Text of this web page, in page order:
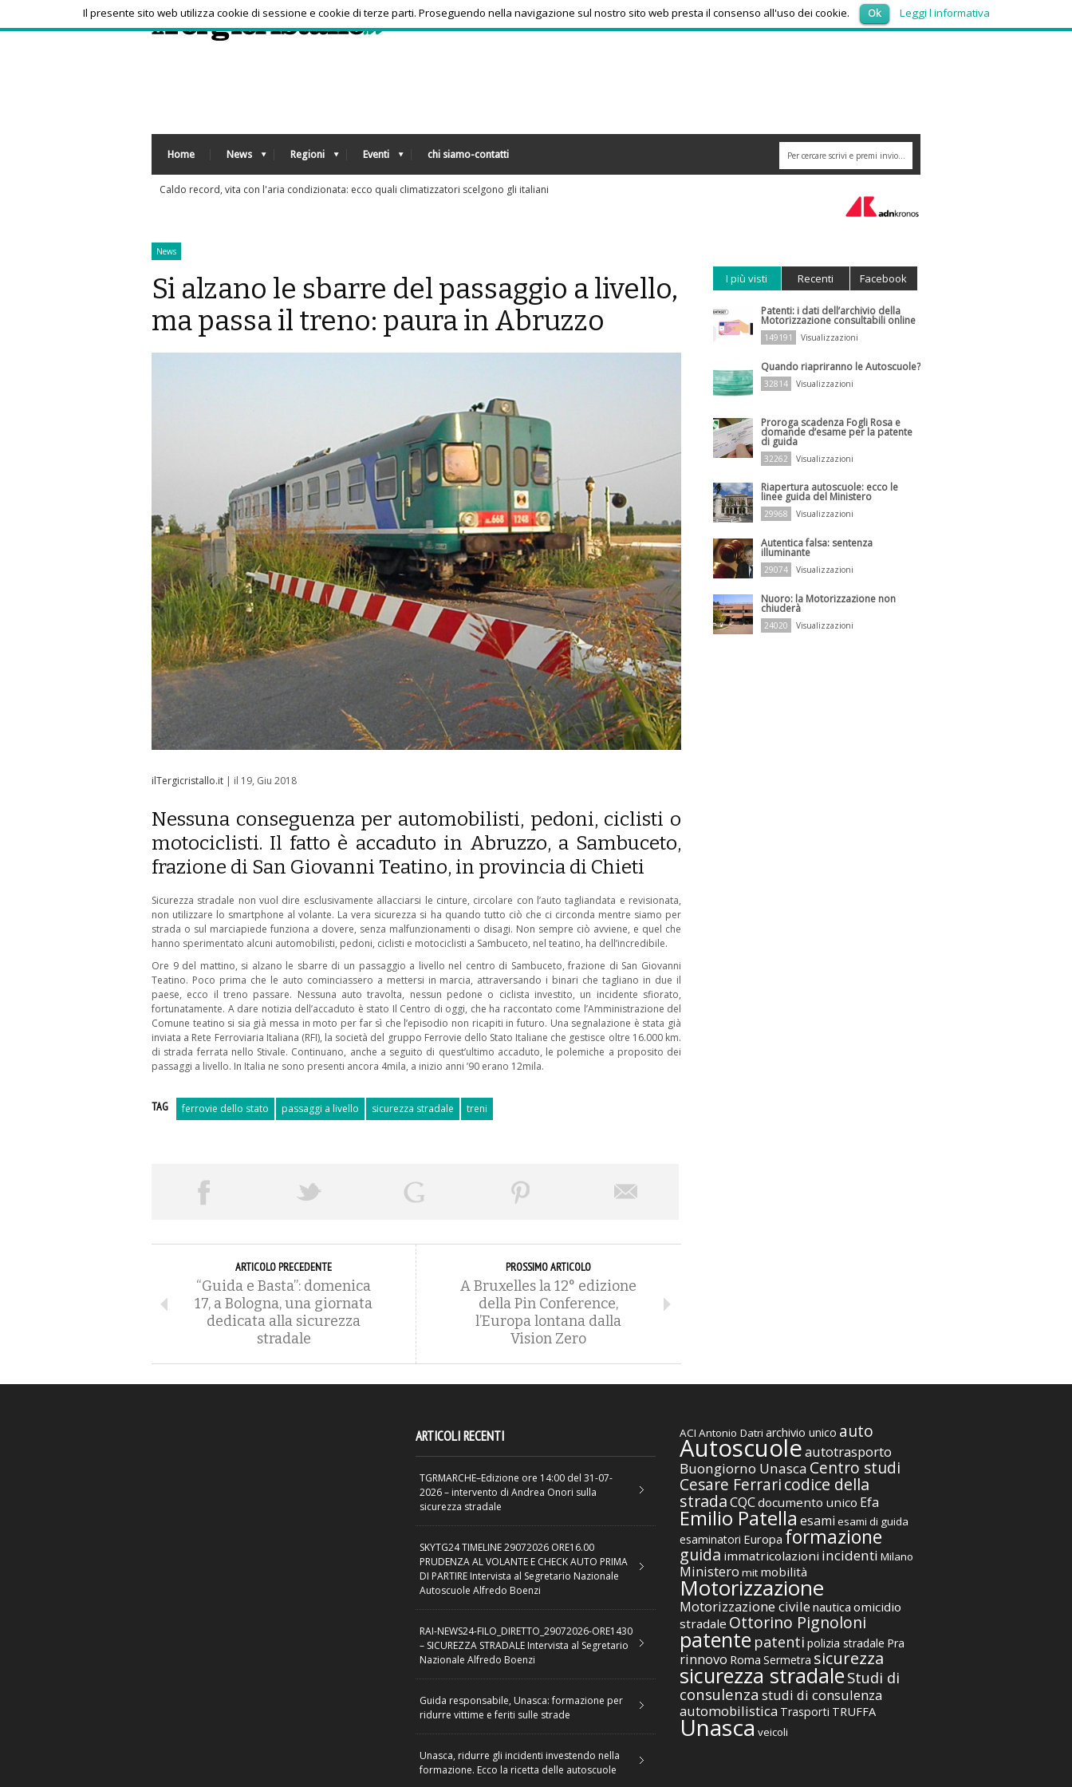
venerdì 7, Agosto 2026
Home News Regioni Eventi chi siamo-contatti
Tra bambini e ragazzi in aumento uso psicofarmaci, consumi triplicati dal 2016
News
Si alzano le sbarre del passaggio a livello,
ma passa il treno: paura in Abruzzo
ilTergicristallo.it | il 19, Giu 2018
Nessuna conseguenza per automobilisti, pedoni, ciclisti o
motociclisti. Il fatto è accaduto in Abruzzo, a Sambuceto,
frazione di San Giovanni Teatino, in provincia di Chieti
Sicurezza stradale non vuol dire esclusivamente allacciarsi le cinture, circolare con l’auto tagliandata e revisionata,
non utilizzare lo smartphone al volante. La vera sicurezza si ha quando tutto ciò che ci circonda mentre siamo per
strada o sul marciapiede funziona a dovere, senza malfunzionamenti o disagi. Non sempre ciò avviene, e quel che
hanno sperimentato alcuni automobilisti, pedoni, ciclisti e motociclisti a Sambuceto, nel teatino, ha dell’incredibile.
Ore 9 del mattino, si alzano le sbarre di un passaggio a livello nel centro di Sambuceto, frazione di San Giovanni
Teatino. Poco prima che le auto cominciassero a mettersi in marcia, attraversando i binari che tagliano in due il
paese, ecco il treno passare. Nessuna auto travolta, nessun pedone o ciclista investito, un incidente sfiorato,
fortunatamente. A dare notizia dell’accaduto è stato Il Centro di oggi, che ha raccontato come l’Amministrazione del
Comune teatino si sia già messa in moto per far sì che l’episodio non ricapiti in futuro. Una segnalazione è stata già
inviata a Rete Ferroviaria Italiana (RFI), la società del gruppo Ferrovie dello Stato Italiane che gestisce oltre 16.000 km.
di strada ferrata nello Stivale. Continuano, anche a seguito di quest’ultimo accaduto, le polemiche a proposito dei
passaggi a livello. In Italia ne sono presenti ancora 4mila, a inizio anni ’90 erano 12mila.
TAG ferrovie dello stato passaggi a livello sicurezza stradale treni
ARTICOLO PRECEDENTE
“Guida e Basta”: domenica
17, a Bologna, una giornata
dedicata alla sicurezza
stradale
PROSSIMO ARTICOLO
A Bruxelles la 12° edizione
della Pin Conference,
l’Europa lontana dalla
Vision Zero
I più visti Recenti Facebook
Patenti: i dati dell’archivio della
Motorizzazione consultabili online
149191 Visualizzazioni
Quando riapriranno le Autoscuole?
32814 Visualizzazioni
Proroga scadenza Fogli Rosa e
domande d’esame per la patente
di guida
32262 Visualizzazioni
Riapertura autoscuole: ecco le
linee guida del Ministero
29968 Visualizzazioni
Autentica falsa: sentenza
illuminante
29074 Visualizzazioni
Nuoro: la Motorizzazione non
chiuderà
24020 Visualizzazioni
ARTICOLI RECENTI
TGRMARCHE–Edizione ore 14:00 del 31-07-
2026 – intervento di Andrea Onori sulla
sicurezza stradale
SKYTG24 TIMELINE 29072026 ORE16.00
PRUDENZA AL VOLANTE E CHECK AUTO PRIMA
DI PARTIRE Intervista al Segretario Nazionale
Autoscuole Alfredo Boenzi
RAI-NEWS24-FILO_DIRETTO_29072026-ORE1430
– SICUREZZA STRADALE Intervista al Segretario
Nazionale Alfredo Boenzi
Guida responsabile, Unasca: formazione per
ridurre vittime e feriti sulle strade
Unasca, ridurre gli incidenti investendo nella
formazione. Ecco la ricetta delle autoscuole
ACI Antonio Datri archivio unico auto
Autoscuoleautotrasporto
Buongiorno Unasca Centro studi
Cesare Ferraricodice della
stradaCQCdocumento unico Efa
Emilio Patella esami esami di guida
esaminatori Europa formazione
guida immatricolazioni incidenti Milano
Ministero mit mobilità
Motorizzazione
Motorizzazione civile nautica omicidio
stradale Ottorino Pignoloni
patente patenti polizia stradale Pra
rinnovo Roma Sermetra sicurezza
sicurezza stradaleStudi di
consulenza studi di consulenza
automobilistica Trasporti TRUFFA
Unasca veicoli
Il presente sito web utilizza cookie di sessione e cookie di terze parti. Proseguendo nella navigazione sul nostro sito web presta il consenso all'uso dei cookie. Ok Leggi l informativa